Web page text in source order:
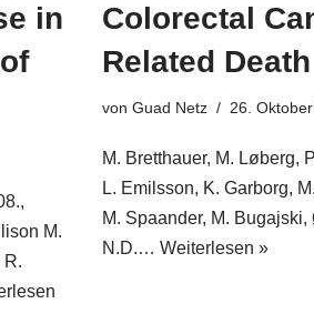
in
M.
R.
Colorectal
Related Death
von Guad Netz 26.
M. Bretthauer, M. Løberg,
L. Emilsson, K. Garborg,
M. Spaander, M.
N.D.… Weiterlesen »